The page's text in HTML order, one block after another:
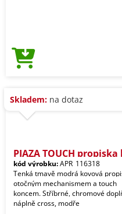
Skladem: na dotaz
PIAZA TOUCH propiska
kód výrobku:APR_116318
Tenká tmavě modrá kovová
otočným mechanismem a touch
koncem. Stříbrné, chromové
náplně cross, modře